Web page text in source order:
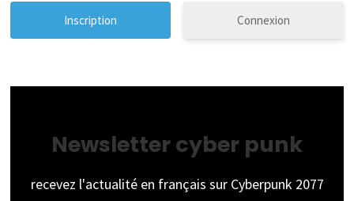
Connexion
Newsletter cyber punk
recevez l'actualité en français sur Cyberpunk 2077